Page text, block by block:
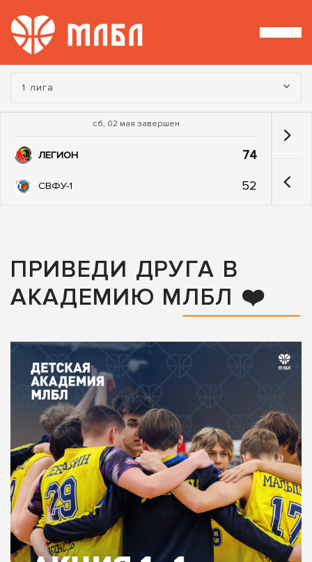
Турнир:
1 лига
сб, 02 мая завершен
ЛЕГИОН 74
СВФУ-1 52
ПРИВЕДИ ДРУГА В
АКАДЕМИЮ МЛБЛ ❤️